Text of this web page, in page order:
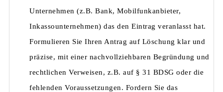
Unternehmen (z.B. Bank, Mobilfunkanbieter,
Inkassounternehmen) das den Eintrag veranlasst hat.
Formulieren Sie Ihren Antrag auf Löschung klar und
präzise, mit einer nachvollziehbaren Begründung und
rechtlichen Verweisen, z.B. auf § 31 BDSG oder die
fehlenden Voraussetzungen. Fordern Sie das